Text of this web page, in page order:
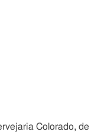
Colorado, de